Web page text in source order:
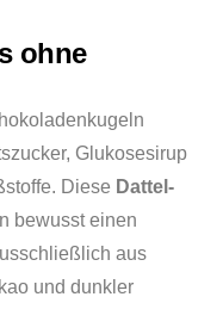
ohne
Glukosesirup
Diese Dattel-
bewusst einen
aus
und dunkler